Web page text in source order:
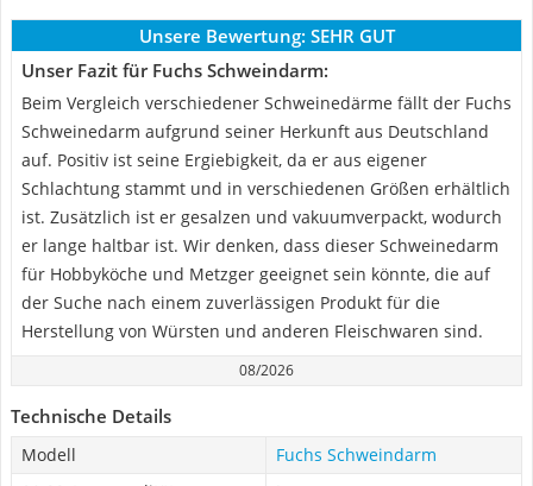
Unsere Bewertung: SEHR GUT
Unser Fazit für Fuchs Schweindarm:
Beim Vergleich verschiedener Schweinedärme fällt der Fuchs
Schweinedarm aufgrund seiner Herkunft aus Deutschland
auf. Positiv ist seine Ergiebigkeit, da er aus eigener
Schlachtung stammt und in verschiedenen Größen erhältlich
ist. Zusätzlich ist er gesalzen und vakuumverpackt, wodurch
er lange haltbar ist. Wir denken, dass dieser Schweinedarm
für Hobbyköche und Metzger geeignet sein könnte, die auf
der Suche nach einem zuverlässigen Produkt für die
Herstellung von Würsten und anderen Fleischwaren sind.
08/2026
Technische Details
Modell
Fuchs Schweindarm